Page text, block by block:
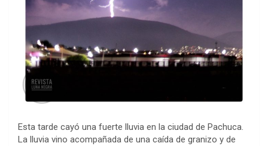
Esta tarde cayó una fuerte lluvia en la ciudad de Pachuca.
La lluvia vino acompañada de una caída de granizo y de